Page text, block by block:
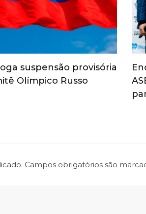
suspensão provisória
Olímpico Russo
Campos obrigatórios são